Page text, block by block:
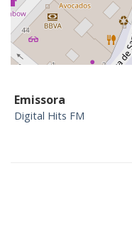
Emissora
Digital Hits FM